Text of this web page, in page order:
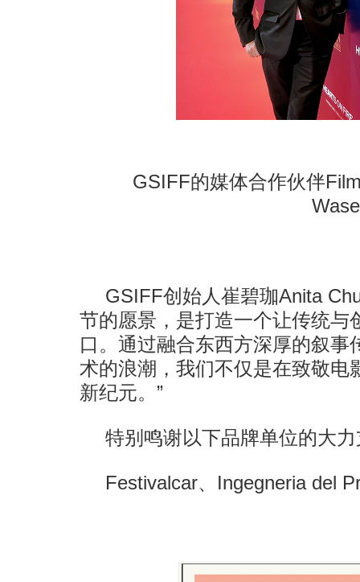
GSIFF的媒体合作伙伴
GSIFF创始人崔碧珈Anita
节的愿景，是打造一个让传统与
口。通过融合东西方深厚的叙
术的浪潮，我们不仅是在致敬电
新纪元。”
特别鸣谢以下品牌单位的大
Festivalcar、Ingegneria del